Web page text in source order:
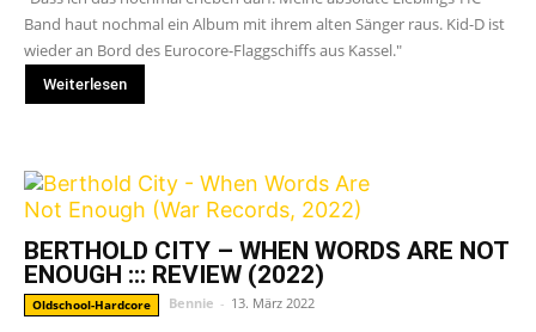
Band haut nochmal ein Album mit ihrem alten Sänger raus. Kid-D ist
wieder an Bord des Eurocore-Flaggschiffs aus Kassel."
Weiterlesen
BERTHOLD CITY – WHEN WORDS ARE NOT
ENOUGH ::: REVIEW (2022)
Oldschool-Hardcore Bennie - 13. März 2022